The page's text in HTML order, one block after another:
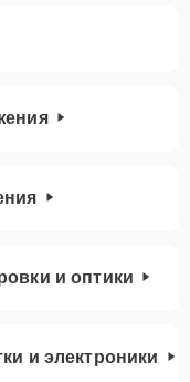
и оптики
и электроники